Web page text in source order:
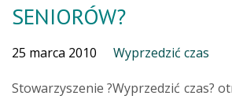
SENIORÓW?
25 marca 2010 Wyprzedzić czas
Stowarzyszenie ?Wyprzedzić czas?